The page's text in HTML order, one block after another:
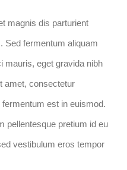
magnis dis parturient
Sed fermentum aliquam
mauris, eget gravida nibh
amet, consectetur
est in euismod.
pellentesque pretium id eu
vestibulum eros tempor